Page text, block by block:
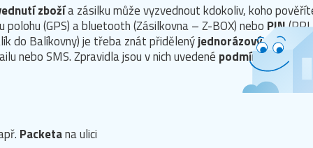
zbožía zásilku může vyzvednout kdokoliv, koho
polohu (GPS) a bluetooth (Zásilkovna – Z-BOX) nebo PIN
do Balíkovny) je třeba znát přidělenýjednorázový kód
nebo SMS. Zpravidla jsou v nich uvedené podmínky pro
Packetana ulici